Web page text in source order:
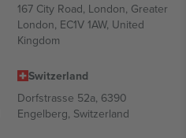
167 City Road, London, Greater
London, EC1V 1AW, United
Kingdom
Switzerland
Dorfstrasse 52a, 6390
Engelberg, Switzerland